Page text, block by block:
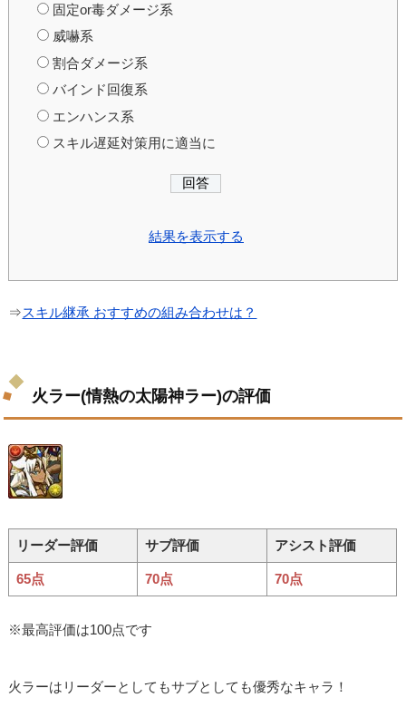
固定or毒ダメージ系
威嚇系
割合ダメージ系
バインド回復系
エンハンス系
スキル遅延対策用に適当に
結果を表示する
⇒スキル継承 おすすめの組み合わせは？
火ラー(情熱の太陽神ラー)の評価
リーダー評価 サブ評価 アシスト評価
65点 70点 70点
※最高評価は100点です
火ラーはリーダーとしてもサブとしても優秀なキャラ！